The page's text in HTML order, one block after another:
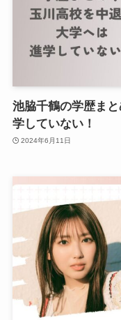
池脇千鶴の学歴ま
学していない！
2024年6月11日